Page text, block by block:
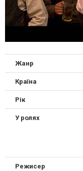
Жанр
Країна
Рік
У ролях
Режисер